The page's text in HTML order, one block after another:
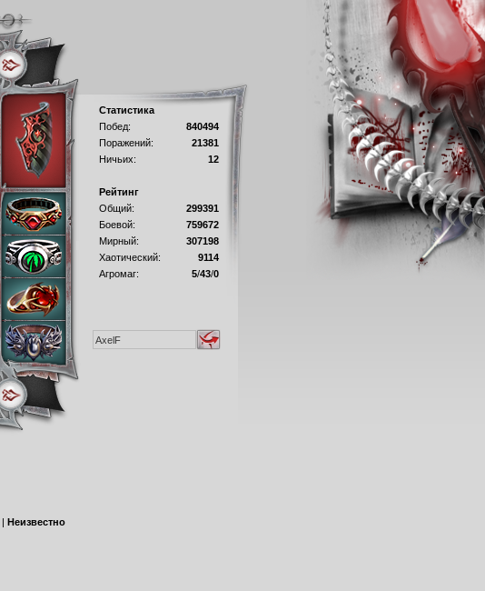
Статистика
Побед:
840494
Поражений:
21381
Ничьих:
12
Рейтинг
Общий:
299391
Боевой:
759672
Мирный:
307198
Хаотический:
9114
Агромаг:
5/43/0
| Неизвестно